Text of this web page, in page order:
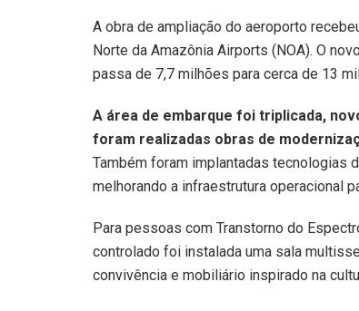
A obra de ampliação do aeroporto
Norte da Amazônia Airports (NOA). O
passa de 7,7 milhões para cerca de 13
A área de embarque foi triplicada,
foram realizadas obras de
Também foram implantadas tecnologias
melhorando a infraestrutura operacional
Para pessoas com Transtorno do
controlado foi instalada uma sala
convivência e mobiliário inspirado na